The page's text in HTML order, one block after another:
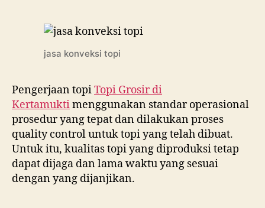
jasa konveksi topi
Pengerjaan topiTopi Grosir di
Kertamuktimenggunakan standar operasional
prosedur yang tepat dan dilakukan proses
quality control untuk topi yang telah dibuat.
Untuk itu, kualitas topi yang diproduksi tetap
dapat dijaga dan lama waktu yang sesuai
dengan yang dijanjikan.